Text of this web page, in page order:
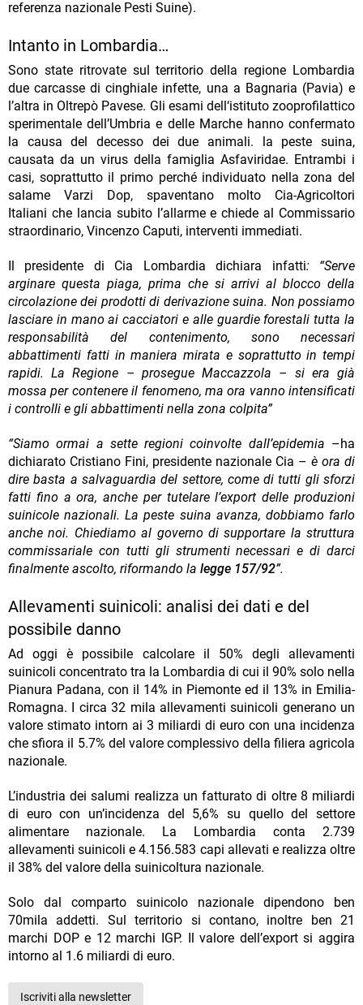
referenza nazionale Pesti Suine).
Intanto in Lombardia…
Sono state ritrovate sul territorio della regione Lombardia
due carcasse di cinghiale infette, una a Bagnaria (Pavia) e
l’altra in Oltrepò Pavese. Gli esami dell‘istituto zooprofilattico
sperimentale dell’Umbria e delle Marche hanno confermato
la causa del decesso dei due animali. la peste suina,
causata da un virus della famiglia Asfaviridae. Entrambi i
casi, soprattutto il primo perché individuato nella zona del
salame Varzi Dop, spaventano molto Cia-Agricoltori
Italiani che lancia subito l’allarme e chiede al Commissario
straordinario, Vincenzo Caputi, interventi immediati.
Il presidente di Cia Lombardia dichiara infatti: “Serve
arginare questa piaga, prima che si arrivi al blocco della
circolazione dei prodotti di derivazione suina. Non possiamo
lasciare in mano ai cacciatori e alle guardie forestali tutta la
responsabilità del contenimento, sono necessari
abbattimenti fatti in maniera mirata e soprattutto in tempi
rapidi. La Regione – prosegue Maccazzola – si era già
mossa per contenere il fenomeno, ma ora vanno intensificati
i controlli e gli abbattimenti nella zona colpita”
“Siamo ormai a sette regioni coinvolte dall’epidemia –ha
dichiarato Cristiano Fini, presidente nazionale Cia – è ora di
dire basta a salvaguardia del settore, come di tutti gli sforzi
fatti fino a ora, anche per tutelare l’export delle produzioni
suinicole nazionali. La peste suina avanza, dobbiamo farlo
anche noi. Chiediamo al governo di supportare la struttura
commissariale con tutti gli strumenti necessari e di darci
finalmente ascolto, riformando la legge 157/92”.
Allevamenti suinicoli: analisi dei dati e del
possibile danno
Ad oggi è possibile calcolare il 50% degli allevamenti
suinicoli concentrato tra la Lombardia di cui il 90% solo nella
Pianura Padana, con il 14% in Piemonte ed il 13% in Emilia-
Romagna. I circa 32 mila allevamenti suinicoli generano un
valore stimato intorn ai 3 miliardi di euro con una incidenza
che sfiora il 5.7% del valore complessivo della filiera agricola
nazionale.
L’industria dei salumi realizza un fatturato di oltre 8 miliardi
di euro con un’incidenza del 5,6% su quello del settore
alimentare nazionale. La Lombardia conta 2.739
allevamenti suinicoli e 4.156.583 capi allevati e realizza oltre
il 38% del valore della suinicoltura nazionale.
Solo dal comparto suinicolo nazionale dipendono ben
70mila addetti. Sul territorio si contano, inoltre ben 21
marchi DOP e 12 marchi IGP. Il valore dell’export si aggira
intorno al 1.6 miliardi di euro.
Iscriviti alla newsletter